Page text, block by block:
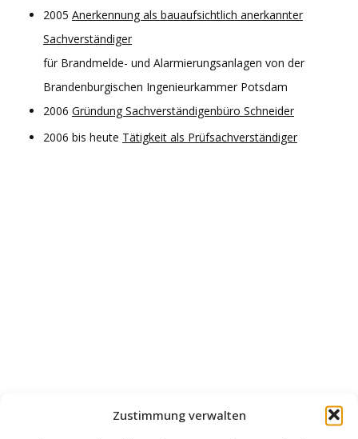
Zustimmung verwalten
2005 Anerkennung als bauaufsichtlich anerkannter
Sachverständiger
für Brandmelde- und Alarmierungsanlagen von der
Brandenburgischen Ingenieurkammer Potsdam
2006 Gründung Sachverständigenbüro Schneider
2006 bis heute Tätigkeit als Prüfsachverständiger